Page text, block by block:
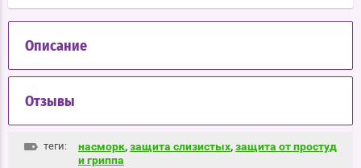
Описание
Отзывы
теги: насморк,защита слизистых,защита от простуд
и гриппа